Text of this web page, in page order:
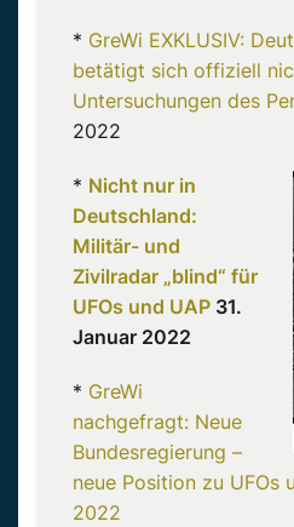
* GreWi EXKLUSIV:
betätigt sich offiziell
Untersuchungen des
2022
* Nicht nur in
Deutschland:
Militär- und
Zivilradar „blind“ für
UFOs und UAP 31.
Januar 2022
* GreWi
nachgefragt: Neue
Bundesregierung –
neue Position zu UFOs
2022